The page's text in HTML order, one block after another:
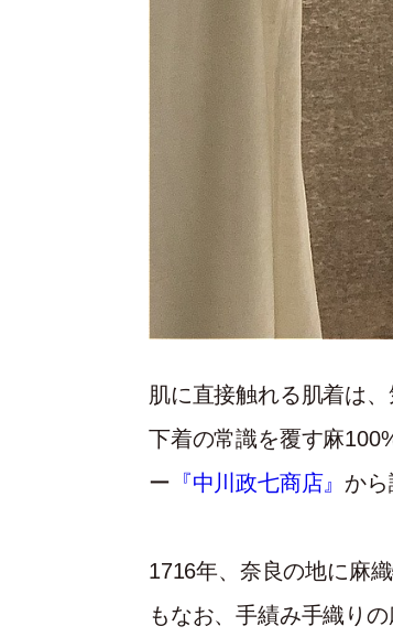
肌に直接触れる肌着は
下着の常識を覆す麻
ー 『中川政七商店』 から
1716年、奈良の地に麻
もなお、手績み手織り